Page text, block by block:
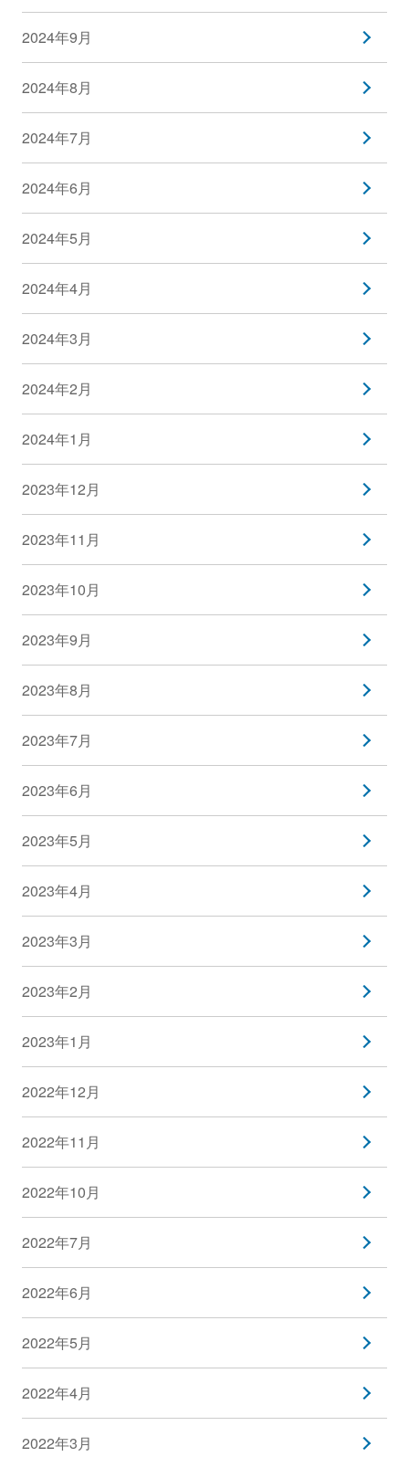
2024年9月
2024年8月
2024年7月
2024年6月
2024年5月
2024年4月
2024年3月
2024年2月
2024年1月
2023年12月
2023年11月
2023年10月
2023年9月
2023年8月
2023年7月
2023年6月
2023年5月
2023年4月
2023年3月
2023年2月
2023年1月
2022年12月
2022年11月
2022年10月
2022年7月
2022年6月
2022年5月
2022年4月
2022年3月